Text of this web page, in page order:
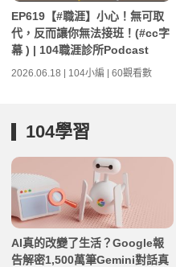
EP619【#職涯】小心！無可取
代，反而讓你無法接班！(#cc字
幕 ) | 104職涯診所Podcast
2026.06.18 | 104小編 | 60觀看數
104學習
AI真的改變了生活？Google報
告解密1,500萬筆Gemini對話真